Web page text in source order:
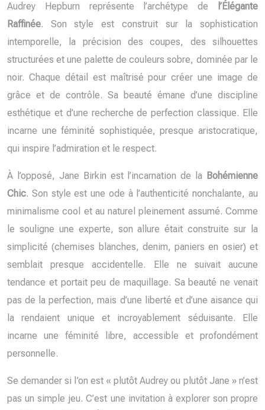
Audrey Hepburn représente l’archétype de
l’Élégante
Raffinée. Son style est construit sur la sophistication
intemporelle, la précision des coupes, des silhouettes
structurées et une palette de couleurs sobre, dominée par le
noir. Chaque détail est maîtrisé pour créer une image de
grâce et de contrôle. Sa beauté émane d’une discipline
esthétique et d’une recherche de perfection classique. Elle
incarne une féminité sophistiquée, presque aristocratique,
qui inspire l’admiration et le respect.
À l’opposé, Jane Birkin est l’incarnation de la Bohémienne
Chic. Son style est une ode à l’authenticité nonchalante, au
minimalisme cool et au naturel pleinement assumé. Comme
le souligne une experte, son allure était construite sur la
simplicité (chemises blanches, denim, paniers en osier) et
semblait presque accidentelle. Elle ne suivait aucune
tendance et portait peu de maquillage. Sa beauté ne venait
pas de la perfection, mais d’une liberté et d’une aisance qui
la rendaient unique et incroyablement séduisante. Elle
incarne une féminité libre, accessible et profondément
personnelle.
Se demander si l’on est « plutôt Audrey ou plutôt Jane » n’est
pas un simple jeu. C’est une invitation à explorer son propre